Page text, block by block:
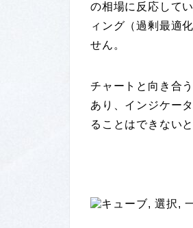
の相場に反応して
ィング（過剰最適
せん。
チャートと向き合
あり、インジケー
ることはできない